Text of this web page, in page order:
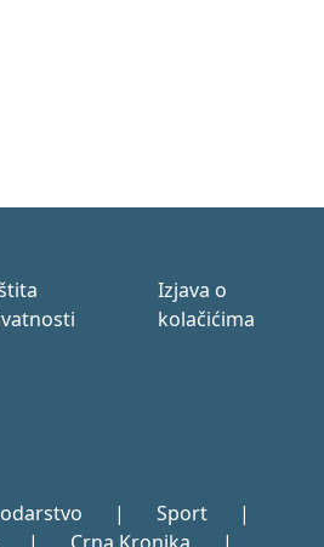
Izjava o
kolačićima
| Sport
|